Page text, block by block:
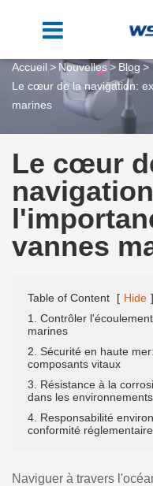
Accueil Nouvelles
Blog
Le cœur de la navigation:
marines
Le cœur
vannes
Table of Content [ Hide ]
1. Contrôler
marines
2. Sécurité en haute
composants vitaux
3. Résistance à la
dans les
4. Responsabilité
conformité réglementaire
Naviguer à travers